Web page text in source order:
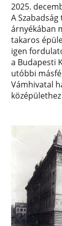
2025.
A
árnyékában
takaros
igen
a Budapesti
utóbbi
Vámhivatal